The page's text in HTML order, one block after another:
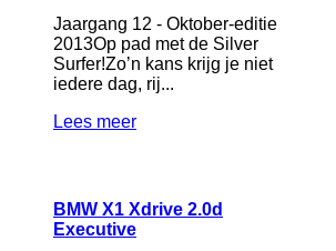
Jaargang 12 - Oktober-editie
2013Op pad met de Silver
Surfer!Zo’n kans krijg je niet
iedere dag, rij...
Lees meer
BMW X1 Xdrive 2.0d
Executive